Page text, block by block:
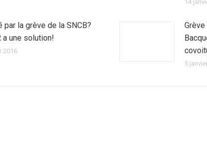
14
par la grève de la SNCB?
a une solution!
2016
5